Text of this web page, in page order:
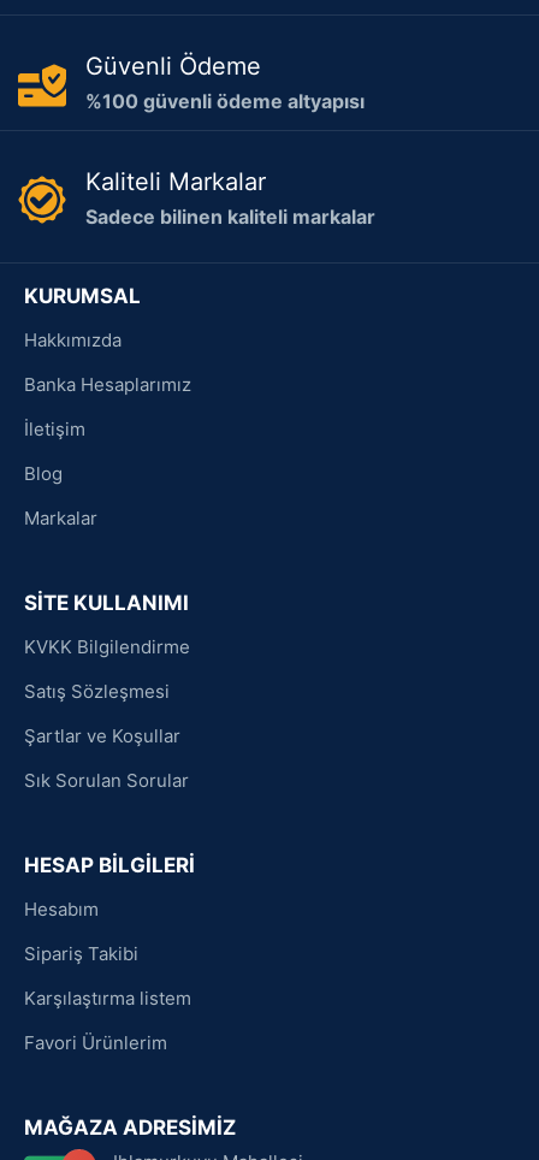
Güvenli Ödeme
%100 güvenli ödeme altyapısı
Kaliteli Markalar
Sadece bilinen kaliteli markalar
KURUMSAL
Hakkımızda
Banka Hesaplarımız
İletişim
Blog
Markalar
SİTE KULLANIMI
KVKK Bilgilendirme
Satış Sözleşmesi
Şartlar ve Koşullar
Sık Sorulan Sorular
HESAP BİLGİLERİ
Hesabım
Sipariş Takibi
Karşılaştırma listem
Favori Ürünlerim
MAĞAZA ADRESİMİZ